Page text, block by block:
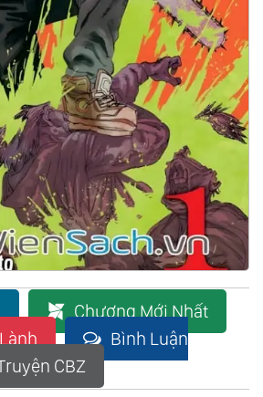
Chương Mới Nhất
Bình Luận
CBZ